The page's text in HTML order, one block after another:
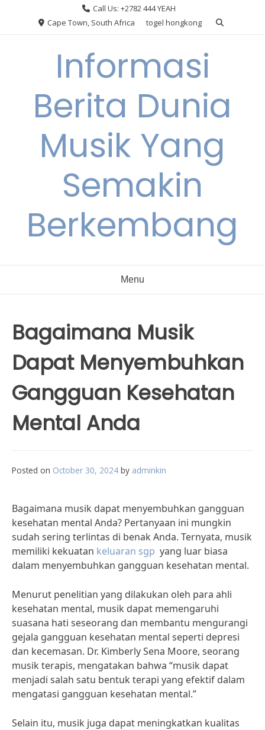
Call Us: +2782 444 YEAH
Cape Town, South Africa
togel hongkong
Informasi
Berita Dunia
Musik Yang
Semakin
Berkembang
Menu
Bagaimana Musik
Dapat Menyembuhkan
Gangguan Kesehatan
Mental Anda
Posted on October 30, 2024 by adminkin
Bagaimana musik dapat menyembuhkan gangguan
kesehatan mental Anda? Pertanyaan ini mungkin
sudah sering terlintas di benak Anda. Ternyata, musik
memiliki kekuatan keluaran sgp yang luar biasa
dalam menyembuhkan gangguan kesehatan mental.
Menurut penelitian yang dilakukan oleh para ahli
kesehatan mental, musik dapat memengaruhi
suasana hati seseorang dan membantu mengurangi
gejala gangguan kesehatan mental seperti depresi
dan kecemasan. Dr. Kimberly Sena Moore, seorang
musik terapis, mengatakan bahwa “musik dapat
menjadi salah satu bentuk terapi yang efektif dalam
mengatasi gangguan kesehatan mental.”
Selain itu, musik juga dapat meningkatkan kualitas